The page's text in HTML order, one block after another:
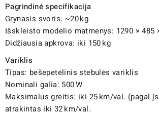
Pagrindinė specifikacija
Grynasis svoris: ~20 kg
Išskleisto modelio matmenys: 1290 × 485
Didžiausia apkrova: iki 150 kg
Variklis
Tipas: bešepetėlinis stebulės variklis
Nominali galia: 500 W
Maksimalus greitis: iki 25 km/val. (pagal
atrakintas iki 32 km/val.